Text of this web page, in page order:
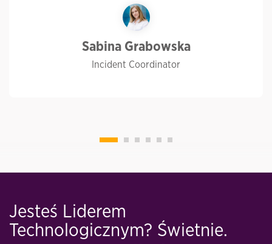
Sabina Grabowska
Incident Coordinator
Jesteś Liderem
Technologicznym? Świetnie.